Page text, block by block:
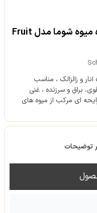
نرم کننده حاوی ويتامين و عصاره ميوه شوما مدل Fruit
و زالزالک ، مناسب
براق و سرزنده ، غنی
ای مرکب از میوه های
توضیحات